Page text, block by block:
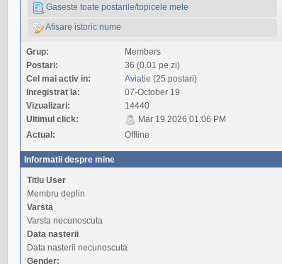
Gaseste toate postarile/topicele mele
Afisare istoric nume
Grup:
Members
Postari:
36 (0.01 pe zi)
Cel mai activ in:
Aviatie (25 postari)
Inregistrat la:
07-October 19
Vizualizari:
14440
Ultimul click:
Mar 19 2026 01:06 PM
Actual:
Offline
Informatii despre mine
Titlu User
Membru deplin
Varsta
Varsta necunoscuta
Data nasterii
Data nasterii necunoscuta
Gender: